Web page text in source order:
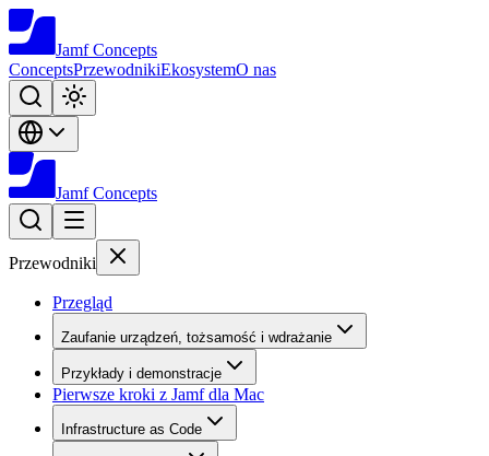
Jamf Concepts
ConceptsPrzewodnikiEkosystemO nas
Jamf Concepts
Przewodniki
Przegląd
Zaufanie urządzeń, tożsamość i wdrażanie
Przykłady i demonstracje
Pierwsze kroki z Jamf dla Mac
Infrastructure as Code